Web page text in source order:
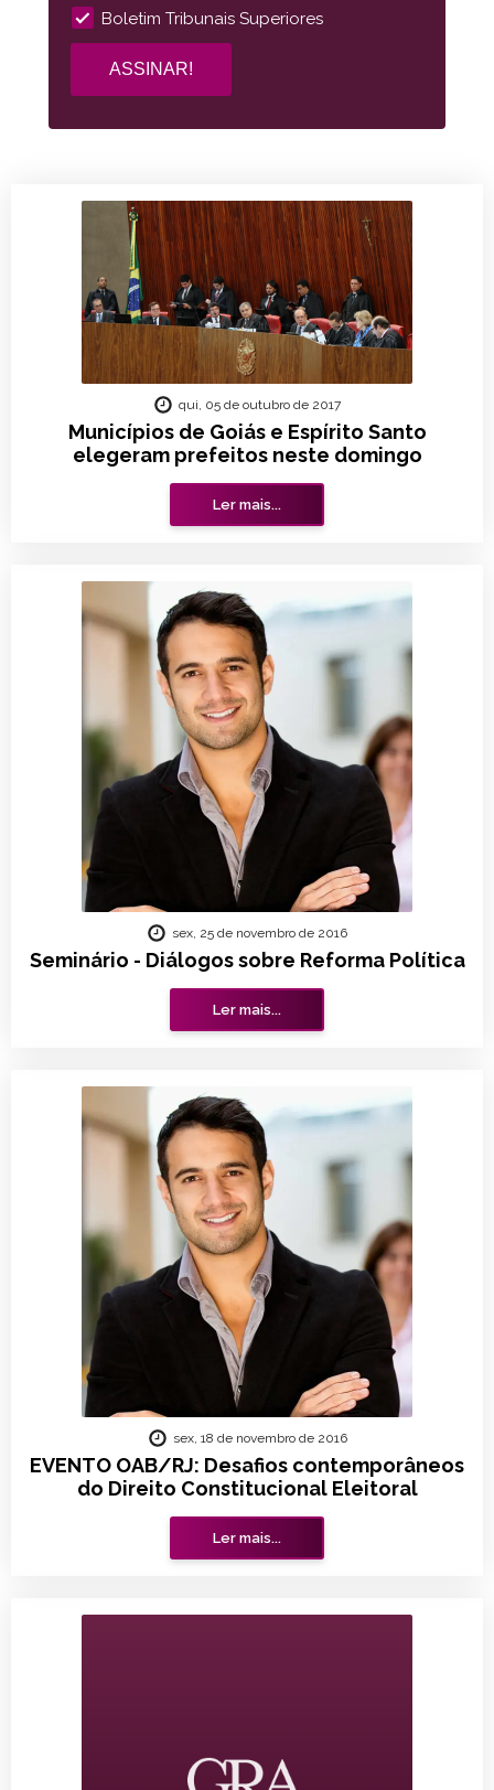
Municípios de Goiás e Espírito Santo
elegeram prefeitos neste domingo
qui, 05 de outubro de 2017
Ler mais...
Seminário - Diálogos sobre Reforma Política
sex, 25 de novembro de 2016
Ler mais...
EVENTO OAB/RJ: Desafios contemporâneos
do Direito Constitucional Eleitoral
sex, 18 de novembro de 2016
Ler mais...
Boletim Tribunais Superiores